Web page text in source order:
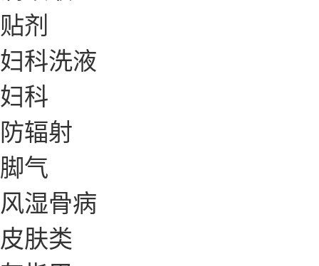
贴剂
妇科洗液
妇科
防辐射
脚气
风湿骨病
皮肤类